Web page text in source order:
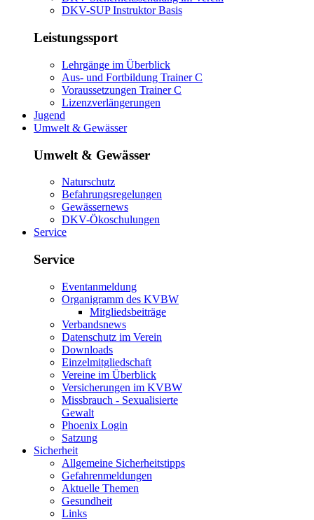
DKV-SUP Instruktor Basis
Leistungssport
Lehrgänge im Überblick
Aus- und Fortbildung Trainer C
Voraussetzungen Trainer C
Lizenzverlängerungen
Jugend
Umwelt & Gewässer
Umwelt & Gewässer
Naturschutz
Befahrungsregelungen
Gewässernews
DKV-Ökoschulungen
Service
Service
Eventanmeldung
Organigramm des KVBW
Mitgliedsbeiträge
Verbandsnews
Datenschutz im Verein
Downloads
Einzelmitgliedschaft
Vereine im Überblick
Versicherungen im KVBW
Missbrauch - Sexualisierte
Gewalt
Phoenix Login
Satzung
Sicherheit
Allgemeine Sicherheitstipps
Gefahrenmeldungen
Aktuelle Themen
Gesundheit
Links